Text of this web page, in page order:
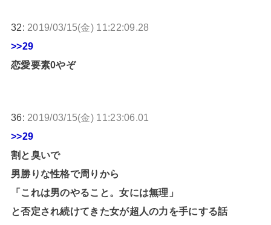
32: 2019/03/15(金) 11:22:09.28
>>29
恋愛要素0やぞ
36: 2019/03/15(金) 11:23:06.01
>>29
割と臭いで
男勝りな性格で周りから
「これは男のやること。女には無理」
と否定され続けてきた女が超人の力を手にする話